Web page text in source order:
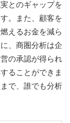
とのギャップを
。また、顧客を
えるお金を減ら
、商圏分析は企
の承認が得られ
ることができま
で、誰でも分析